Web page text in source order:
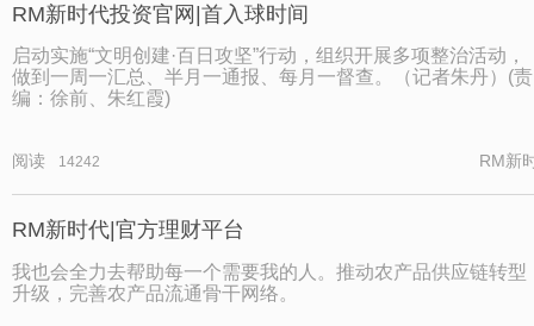
RM新时代投资官网|首入球时间
启动实施“文明创建·百日攻坚”行动，组织开展多项整治活动，
做到一周一汇总、半月一通报、每月一督查。（记者朱丹）(责
编：徐前、朱红霞)
阅读 14242 RM新
RM新时代|官方理财平台
我也会全力去帮助每一个需要我的人。推动农产品供应链转型
升级，完善农产品流通骨干网络。